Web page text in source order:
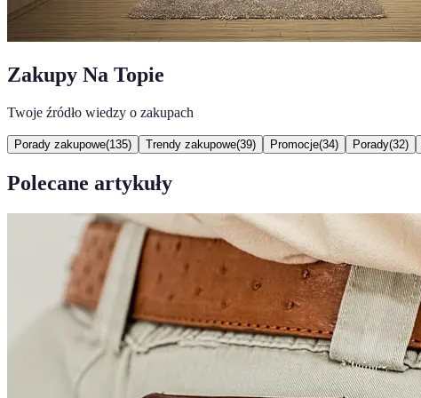
Zakupy Na Topie
Twoje źródło wiedzy o zakupach
Porady zakupowe(135) Trendy zakupowe(39) Promocje(34) Porady(32)
Polecane artykuły